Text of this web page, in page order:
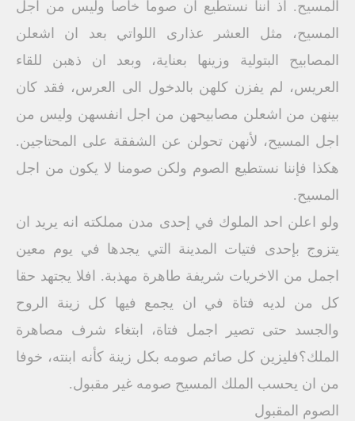
المسيح. اذ اننا نستطيع ان صوماً خاصا وليس من اجل
المسيح، مثل العشر عذارى اللواتي بعد ان اشعلن
المصابيح البتولية وزينها بعناية، وبعد ان ذهبن للقاء
العريس، لم يفزن كلهن بالدخول الى العرس، فقد كان
بينهن من اشعلن مصابيحهن من اجل انفسهن وليس من
اجل المسيح، لأنهن تحولن عن الشفقة على المحتاجين.
هكذا فإننا نستطيع الصوم ولكن صومنا لا يكون من اجل
المسيح.
ولو اعلن احد الملوك في إحدى مدن مملكته انه يريد ان
يتزوج بإحدى فتيات المدينة التي يجدها في يوم معين
اجمل من الاخريات شريفة طاهرة مهذبة. افلا يجتهد حقا
كل من لديه فتاة في ان يجمع فيها كل زينة الروح
والجسد حتى تصير اجمل فتاة، ابتغاء شرف مصاهرة
الملك؟فليزين كل صائم صومه بكل زينة كأنه ابنته، خوفا
من ان يحسب الملك المسيح صومه غير مقبول.
الصوم المقبول